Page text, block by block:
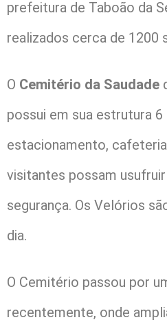
prefeitura de Taboão da
realizados cerca de 1200
O Cemitério da Saudade
possui em sua estrutura
estacionamento,
visitantes possam
segurança. Os Velórios
dia.
O Cemitério passou por
recentemente, onde